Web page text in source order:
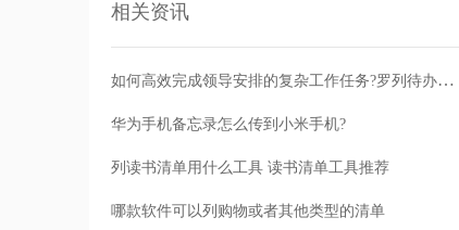
相关资讯
如何高效完成领导安排的复杂工作任务?罗列待办任务清单很有效
华为手机备忘录怎么传到小米手机?
列读书清单用什么工具 读书清单工具推荐
哪款软件可以列购物或者其他类型的清单